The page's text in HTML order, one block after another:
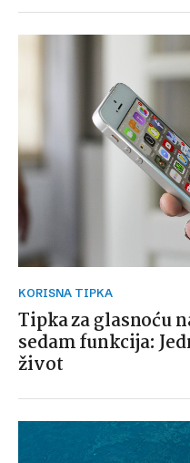
KORISNA TIPKA
Tipka za glasnoću
sedam funkcija:
život